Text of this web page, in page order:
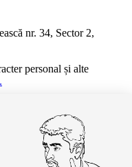
nr. 34, Sector 2,
personal și alte